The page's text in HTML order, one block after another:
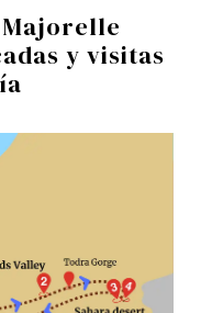
y visitas